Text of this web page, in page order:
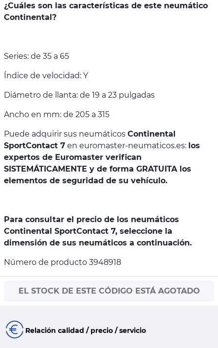
¿Cuáles son las características de este neumático
Continental?
Series: de 35 a 65
Índice de velocidad: Y
Diámetro de llanta: de 19 a 23 pulgadas
Ancho en mm: de 205 a 315
Puede adquirir sus neumáticos Continental
SportContact 7 en euromaster-neumaticos.es: los
expertos de Euromaster verifican
SISTEMÁTICAMENTE y de forma GRATUITA los
elementos de seguridad de su vehículo.
Para consultar el precio de los neumáticos
Continental SportContact 7, seleccione la
dimensión de sus neumáticos a continuación.
Número de producto 3948918
EL STOCK DE ESTE CÓDIGO ESTÁ AGOTADO
Relación calidad / precio / servicio